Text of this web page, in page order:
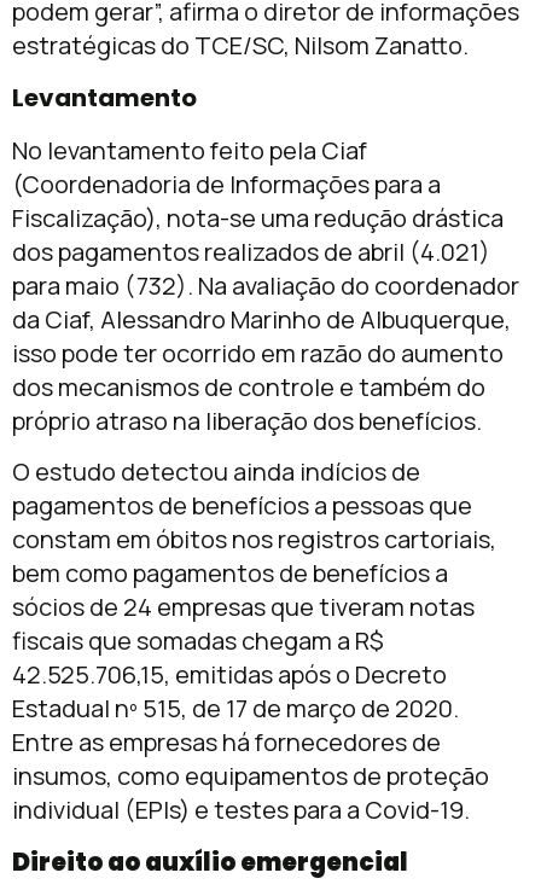
podem gerar”, afirma o diretor de informações
estratégicas do TCE/SC, Nilsom Zanatto.
Levantamento
No levantamento feito pela Ciaf
(Coordenadoria de Informações para a
Fiscalização), nota-se uma redução drástica
dos pagamentos realizados de abril (4.021)
para maio (732). Na avaliação do coordenador
da Ciaf, Alessandro Marinho de Albuquerque,
isso pode ter ocorrido em razão do aumento
dos mecanismos de controle e também do
próprio atraso na liberação dos benefícios.
O estudo detectou ainda indícios de
pagamentos de benefícios a pessoas que
constam em óbitos nos registros cartoriais,
bem como pagamentos de benefícios a
sócios de 24 empresas que tiveram notas
fiscais que somadas chegam a R$
42.525.706,15, emitidas após o Decreto
Estadual nº 515, de 17 de março de 2020.
Entre as empresas há fornecedores de
insumos, como equipamentos de proteção
individual (EPIs) e testes para a Covid-19.
Direito ao auxílio emergencial